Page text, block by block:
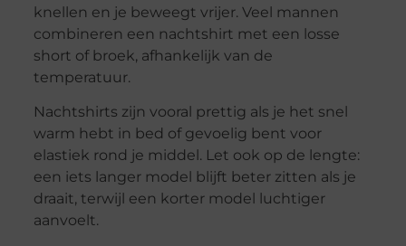
knellen en je beweegt vrijer. Veel mannen
combineren een nachtshirt met een losse
short of broek, afhankelijk van de
temperatuur.
Nachtshirts zijn vooral prettig als je het snel
warm hebt in bed of gevoelig bent voor
elastiek rond je middel. Let ook op de lengte:
een iets langer model blijft beter zitten als je
draait, terwijl een korter model luchtiger
aanvoelt.